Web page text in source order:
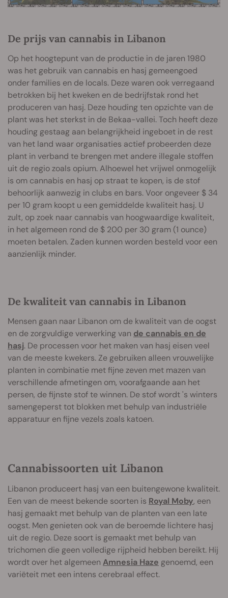
De prijs van cannabis in Libanon
Op het hoogtepunt van de productie in de jaren 1980
was het gebruik van cannabis en hasj gemeengoed
onder families en de locals. Deze waren ook verregaand
betrokken bij het kweken en de bedrijfstak rond het
produceren van hasj. Deze houding ten opzichte van de
plant was het sterkst in de Bekaa-vallei. Toch heeft deze
houding gestaag aan belangrijkheid ingeboet in de rest
van het land waar organisaties actief probeerden deze
plant in verband te brengen met andere illegale stoffen
uit de regio zoals opium. Alhoewel het vrijwel onmogelijk
is om cannabis en hasj op straat te kopen, is de stof
behoorlijk aanwezig in clubs en bars. Voor ongeveer $ 34
per 10 gram koopt u een gemiddelde kwaliteit hasj. U
zult, op zoek naar cannabis van hoogwaardige kwaliteit,
in het algemeen rond de $ 200 per 30 gram (1 ounce)
moeten betalen. Zaden kunnen worden besteld voor een
aanzienlijk minder.
De kwaliteit van cannabis in Libanon
Mensen gaan naar Libanon om de kwaliteit van de oogst
en de zorgvuldige verwerking van de cannabis en de
hasj. De processen voor het maken van hasj eisen veel
van de meeste kwekers. Ze gebruiken alleen vrouwelijke
planten in combinatie met fijne zeven met mazen van
verschillende afmetingen om, voorafgaande aan het
persen, de fijnste stof te winnen. De stof wordt 's winters
samengeperst tot blokken met behulp van industriële
apparatuur en fijne vezels zoals katoen.
Cannabissoorten uit Libanon
Libanon produceert hasj van een buitengewone kwaliteit.
Een van de meest bekende soorten is Royal Moby, een
hasj gemaakt met behulp van de planten van een late
oogst. Men genieten ook van de beroemde lichtere hasj
uit de regio. Deze soort is gemaakt met behulp van
trichomen die geen volledige rijpheid hebben bereikt. Hij
wordt over het algemeen Amnesia Haze genoemd, een
variëteit met een intens cerebraal effect.